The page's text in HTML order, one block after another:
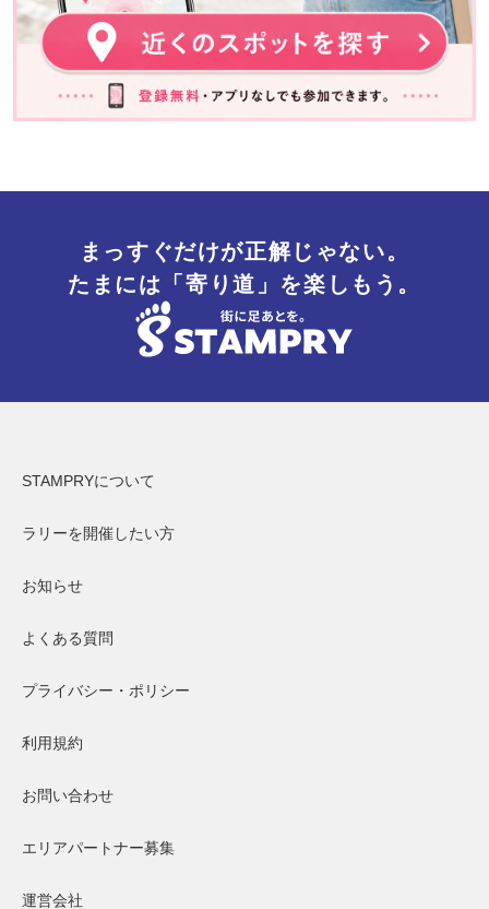
まっすぐだけが正解じゃない。
たまには「寄り道」を楽しもう。
STAMPRYについて
ラリーを開催したい方
お知らせ
よくある質問
プライバシー・ポリシー
利用規約
お問い合わせ
エリアパートナー募集
運営会社